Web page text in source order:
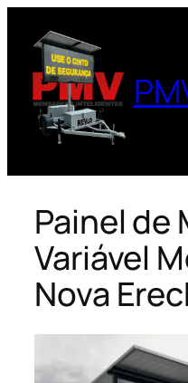
para
conteúdo
Painel de
Variável
Nova